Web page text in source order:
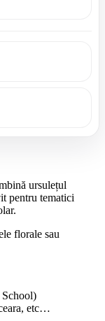
ursulețul
pentru tematici
florale sau
etc…